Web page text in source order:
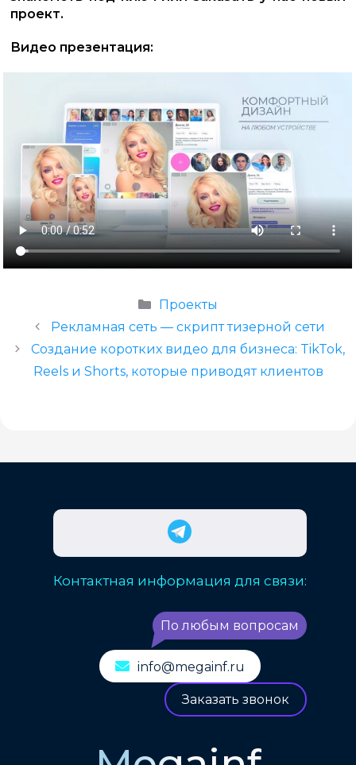
проект.
Видео презентация:
Рубрики
Проекты
Рекламная сеть — скрипт тизерной сети
Создание коротких видео для бизнеса: TikTok,
Reels и Shorts, которые приводят клиентов
Контактная информация для связи:
По любым вопросам
info@megainf.ru
Заказать звонок